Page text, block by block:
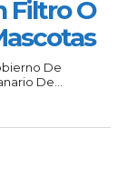
Filtro O
De
De...